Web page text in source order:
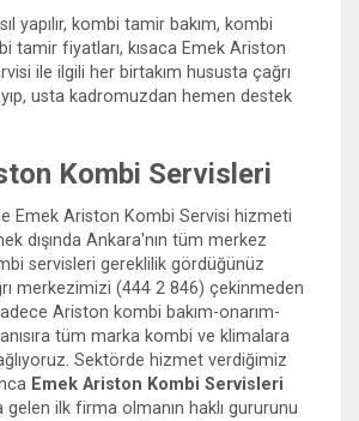
yapılır, kombi tamir bakım, kombi
tamir fiyatları, kısaca Emek Ariston
ile ilgili her birtakım hususta çağrı
usta kadromuzdan hemen destek
Kombi Servisleri
Emek Ariston Kombi Servisi hizmeti
dışında Ankara'nın tüm merkez
servisleri gereklilik gördüğünüz
merkezimizi (444 2 846) çekinmeden
Ariston kombi bakım-onarım-
tüm marka kombi ve klimalara
Sektörde hizmet verdiğimiz
Emek Ariston Kombi Servisleri
gelen ilk firma olmanın haklı gururunu